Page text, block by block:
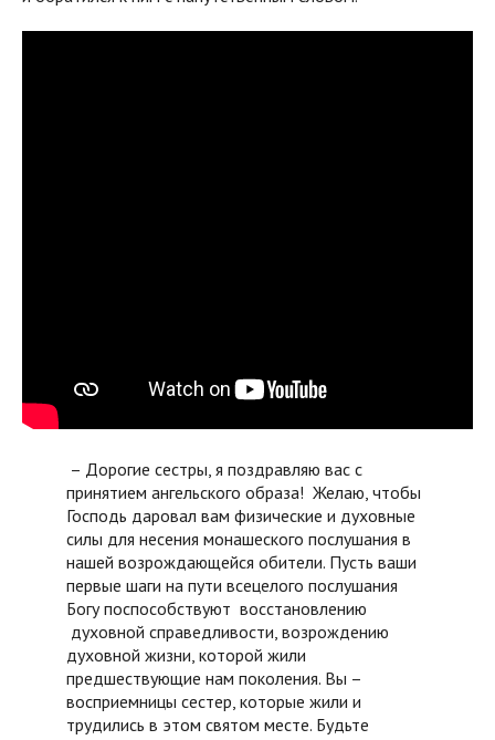
– Дорогие сестры, я поздравляю вас с
принятием ангельского образа! Желаю, чтобы
Господь даровал вам физические и духовные
силы для несения монашеского послушания в
нашей возрождающейся обители. Пусть ваши
первые шаги на пути всецелого послушания
Богу поспособствуют восстановлению
духовной справедливости, возрождению
духовной жизни, которой жили
предшествующие нам поколения. Вы –
восприемницы сестер, которые жили и
трудились в этом святом месте. Будьте